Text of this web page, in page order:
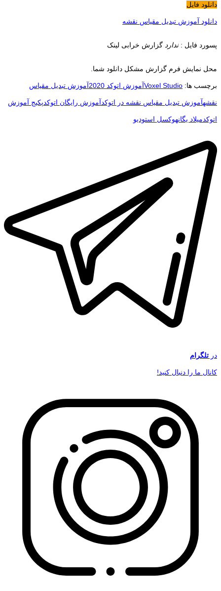
دانلود فایل
دانلود آموزش تبدیل مقیاس نقشه
پسورد فایل :ندارد گزارش خرابی لینک
محل نمایش فرم گزارش مشکل دانلود شما.
برچسب ها: Voxel Studioآموزش اتوکد 2020 آموزش تبدیل مقیاس
نقشهآموزش تبدیل مقیاس نقشه در اتوکدآموزش رایگان اتوکدپکیج آموزش
اتوکدمیلاد یگانهوکسل استودیو
در تلگرام
کانال ما را دنبال کنید!